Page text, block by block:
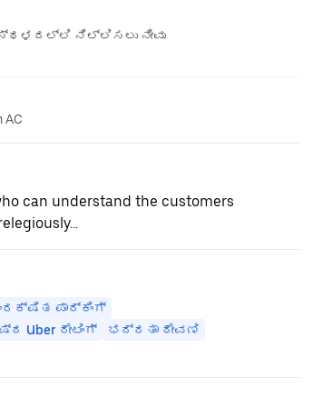
ನಿಲ್ಲಿಸಲು ನೀವು
AC
can understand the customers
ಪಾರ್ಕಿಂಗ್
Uber ರೇಟಿಂಗ್
ಭದ್ರತಾ ಠೇವಣಿ